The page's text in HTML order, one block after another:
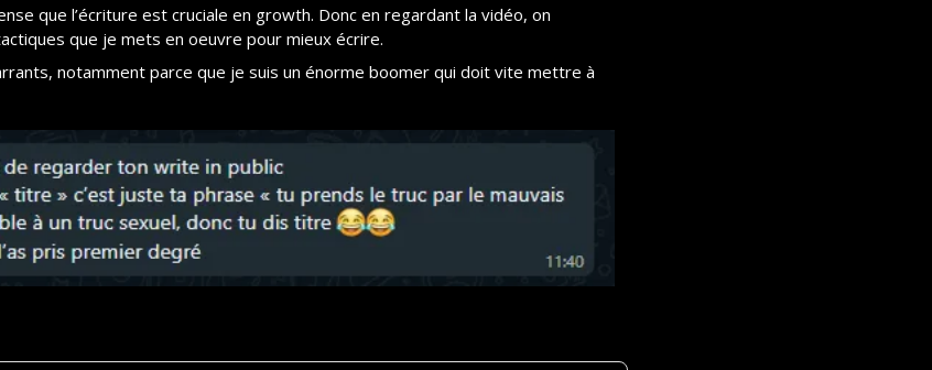
que l’écriture est cruciale en growth. Donc en regardant la vidéo, on
que je mets en oeuvre pour mieux écrire.
notamment parce que je suis un énorme boomer qui doit vite mettre à